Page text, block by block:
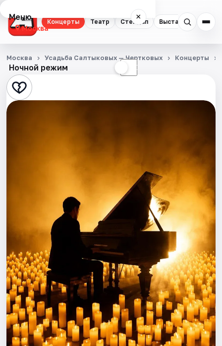
Концерты Театр Стендап Выставки
Меню ×
Москва
Концерты
Театр
Стендап
Площадки
Артисты
Рейтинги
Ночной режим ☾
Москва Усадьба Салтыковых — Чертковых Концерты